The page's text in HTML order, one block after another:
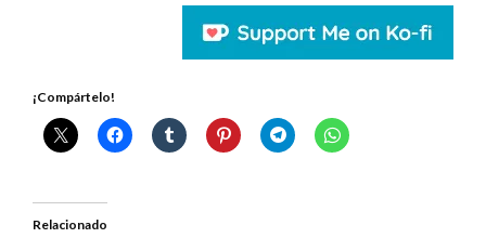
¡Compártelo!
Relacionado